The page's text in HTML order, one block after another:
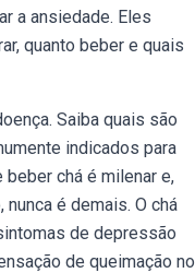
a ansiedade. Eles
quanto beber e quais
Saiba quais são
indicados para
chá é milenar e,
é demais. O chá
de depressão
de queimação no